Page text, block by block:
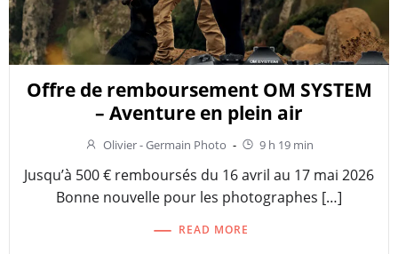
Offre de remboursement OM SYSTEM
– Aventure en plein air
Olivier - Germain Photo - 9 h 19 min
Jusqu’à 500 € remboursés du 16 avril au 17 mai 2026
Bonne nouvelle pour les photographes […]
READ MORE